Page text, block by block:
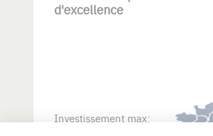
d'excellence
Investissement max: